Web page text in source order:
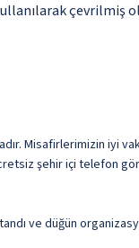
çevrilmiş
Misafirlerimizin iyi
şehir içi telefon
ve düğün